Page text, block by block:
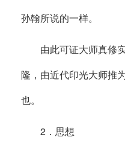
孙翰所说的一样。
由此可证大师真修实
隆，由近代印光大师推
也。
2．思想